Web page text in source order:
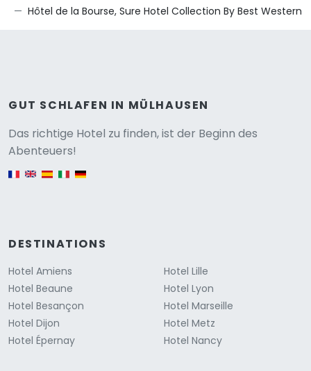
Hôtel de la Bourse, Sure Hotel Collection By Best Western
GUT SCHLAFEN IN MÜLHAUSEN
Das richtige Hotel zu finden, ist der Beginn des
Abenteuers!
English version
DESTINATIONS
Hotel Amiens
Hotel Beaune
Hotel Besançon
Hotel Dijon
Hotel Épernay
Hotel Lille
Hotel Lyon
Hotel Marseille
Hotel Metz
Hotel Nancy